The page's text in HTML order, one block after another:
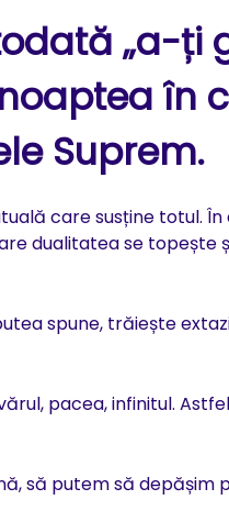
„a-ți
în
Suprem.
care susține totul. În
dualitatea se topește
spune, trăiește
pacea, infinitul.
să putem să depășim